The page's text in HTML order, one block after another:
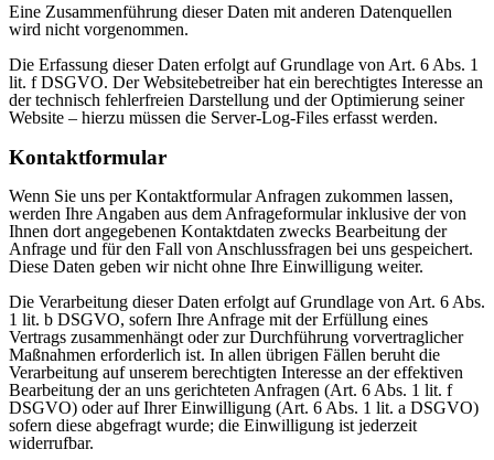
Eine Zusammenführung dieser Daten mit anderen Datenquellen
wird nicht vorgenommen.
Die Erfassung dieser Daten erfolgt auf Grundlage von Art. 6 Abs. 1
lit. f DSGVO. Der Websitebetreiber hat ein berechtigtes Interesse an
der technisch fehlerfreien Darstellung und der Optimierung seiner
Website – hierzu müssen die Server-Log-Files erfasst werden.
Kontaktformular
Wenn Sie uns per Kontaktformular Anfragen zukommen lassen,
werden Ihre Angaben aus dem Anfrageformular inklusive der von
Ihnen dort angegebenen Kontaktdaten zwecks Bearbeitung der
Anfrage und für den Fall von Anschlussfragen bei uns gespeichert.
Diese Daten geben wir nicht ohne Ihre Einwilligung weiter.
Die Verarbeitung dieser Daten erfolgt auf Grundlage von Art. 6 Abs.
1 lit. b DSGVO, sofern Ihre Anfrage mit der Erfüllung eines
Vertrags zusammenhängt oder zur Durchführung vorvertraglicher
Maßnahmen erforderlich ist. In allen übrigen Fällen beruht die
Verarbeitung auf unserem berechtigten Interesse an der effektiven
Bearbeitung der an uns gerichteten Anfragen (Art. 6 Abs. 1 lit. f
DSGVO) oder auf Ihrer Einwilligung (Art. 6 Abs. 1 lit. a DSGVO)
sofern diese abgefragt wurde; die Einwilligung ist jederzeit
widerrufbar.